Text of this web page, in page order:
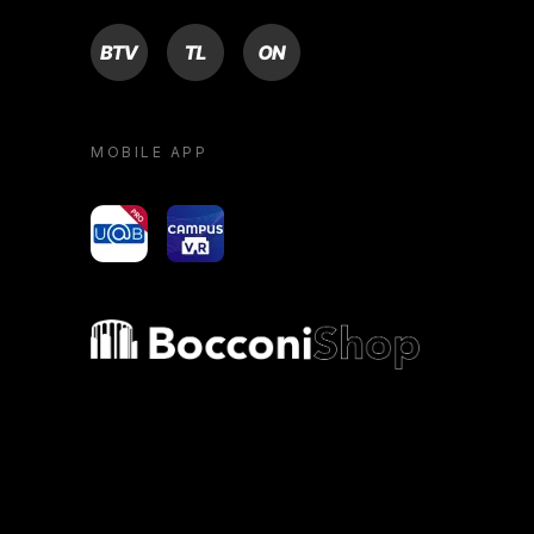
BTV TL ON
MOBILE APP
yoU@B Campus VR
Bocconi shop